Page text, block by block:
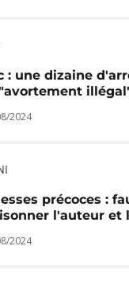
: une dizaine
2024
précoces :
l'auteur et
2024